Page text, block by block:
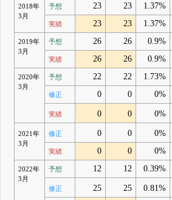
2018年
3月
予想 23 23 1.37%
実績 23 23 1.37%
2019年
3月
予想 26 26 0.9%
実績 26 26 0.9%
2020年
3月
予想 22 22 1.73%
修正 0 0 0%
実績 0 0 0%
2021年
3月
修正 0 0 0%
実績 0 0 0%
2022年
3月
予想 12 12 0.39%
修正 25 25 0.81%